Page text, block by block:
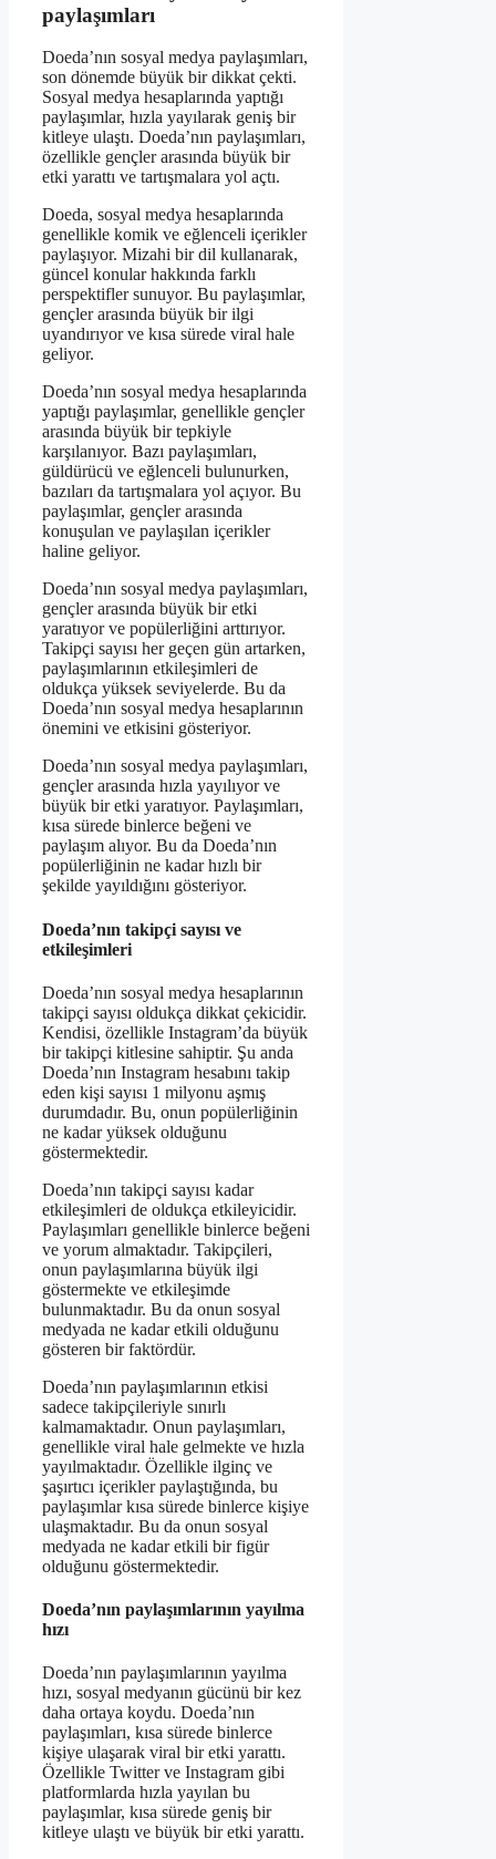
paylaşımları
Doeda’nın sosyal medya paylaşımları,
son dönemde büyük bir dikkat çekti.
Sosyal medya hesaplarında yaptığı
paylaşımlar, hızla yayılarak geniş bir
kitleye ulaştı. Doeda’nın paylaşımları,
özellikle gençler arasında büyük bir
etki yarattı ve tartışmalara yol açtı.
Doeda, sosyal medya hesaplarında
genellikle komik ve eğlenceli içerikler
paylaşıyor. Mizahi bir dil kullanarak,
güncel konular hakkında farklı
perspektifler sunuyor. Bu paylaşımlar,
gençler arasında büyük bir ilgi
uyandırıyor ve kısa sürede viral hale
geliyor.
Doeda’nın sosyal medya hesaplarında
yaptığı paylaşımlar, genellikle gençler
arasında büyük bir tepkiyle
karşılanıyor. Bazı paylaşımları,
güldürücü ve eğlenceli bulunurken,
bazıları da tartışmalara yol açıyor. Bu
paylaşımlar, gençler arasında
konuşulan ve paylaşılan içerikler
haline geliyor.
Doeda’nın sosyal medya paylaşımları,
gençler arasında büyük bir etki
yaratıyor ve popülerliğini arttırıyor.
Takipçi sayısı her geçen gün artarken,
paylaşımlarının etkileşimleri de
oldukça yüksek seviyelerde. Bu da
Doeda’nın sosyal medya hesaplarının
önemini ve etkisini gösteriyor.
Doeda’nın sosyal medya paylaşımları,
gençler arasında hızla yayılıyor ve
büyük bir etki yaratıyor. Paylaşımları,
kısa sürede binlerce beğeni ve
paylaşım alıyor. Bu da Doeda’nın
popülerliğinin ne kadar hızlı bir
şekilde yayıldığını gösteriyor.
Doeda’nın takipçi sayısı ve
etkileşimleri
Doeda’nın sosyal medya hesaplarının
takipçi sayısı oldukça dikkat çekicidir.
Kendisi, özellikle Instagram’da büyük
bir takipçi kitlesine sahiptir. Şu anda
Doeda’nın Instagram hesabını takip
eden kişi sayısı 1 milyonu aşmış
durumdadır. Bu, onun popülerliğinin
ne kadar yüksek olduğunu
göstermektedir.
Doeda’nın takipçi sayısı kadar
etkileşimleri de oldukça etkileyicidir.
Paylaşımları genellikle binlerce beğeni
ve yorum almaktadır. Takipçileri,
onun paylaşımlarına büyük ilgi
göstermekte ve etkileşimde
bulunmaktadır. Bu da onun sosyal
medyada ne kadar etkili olduğunu
gösteren bir faktördür.
Doeda’nın paylaşımlarının etkisi
sadece takipçileriyle sınırlı
kalmamaktadır. Onun paylaşımları,
genellikle viral hale gelmekte ve hızla
yayılmaktadır. Özellikle ilginç ve
şaşırtıcı içerikler paylaştığında, bu
paylaşımlar kısa sürede binlerce kişiye
ulaşmaktadır. Bu da onun sosyal
medyada ne kadar etkili bir figür
olduğunu göstermektedir.
Doeda’nın paylaşımlarının yayılma
hızı
Doeda’nın paylaşımlarının yayılma
hızı, sosyal medyanın gücünü bir kez
daha ortaya koydu. Doeda’nın
paylaşımları, kısa sürede binlerce
kişiye ulaşarak viral bir etki yarattı.
Özellikle Twitter ve Instagram gibi
platformlarda hızla yayılan bu
paylaşımlar, kısa sürede geniş bir
kitleye ulaştı ve büyük bir etki yarattı.